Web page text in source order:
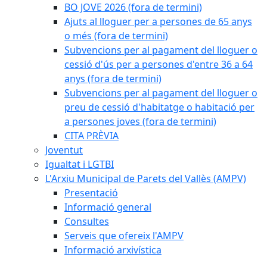
BO JOVE 2026 (fora de termini)
Ajuts al lloguer per a persones de 65 anys
o més (fora de termini)
Subvencions per al pagament del lloguer o
cessió d'ús per a persones d'entre 36 a 64
anys (fora de termini)
Subvencions per al pagament del lloguer o
preu de cessió d'habitatge o habitació per
a persones joves (fora de termini)
CITA PRÈVIA
Joventut
Igualtat i LGTBI
L'Arxiu Municipal de Parets del Vallès (AMPV)
Presentació
Informació general
Consultes
Serveis que ofereix l'AMPV
Informació arxivística